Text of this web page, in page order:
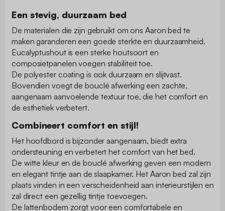
Een stevig, duurzaam bed
De materialen die zijn gebruikt om ons Aaron bed te
maken garanderen een goede sterkte en duurzaamheid.
Eucalyptushout is een sterke houtsoort en
composietpanelen voegen stabiliteit toe.
De polyester coating is ook duurzaam en slijtvast.
Bovendien voegt de bouclé afwerking een zachte,
aangenaam aanvoelende textuur toe, die het comfort en
de esthetiek verbetert.
Combineert comfort en stijl!
Het hoofdbord is bijzonder aangenaam, biedt extra
ondersteuning en verbetert het comfort van het bed.
De witte kleur en de bouclé afwerking geven een modern
en elegant tintje aan de slaapkamer. Het Aaron bed zal zijn
plaats vinden in een verscheidenheid aan interieurstijlen en
zal direct een gezellig tintje toevoegen.
De lattenbodem zorgt voor een comfortabele en